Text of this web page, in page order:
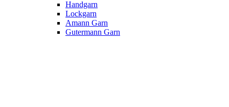
Handgarn
Lockgarn
Amann Garn
Gutermann Garn